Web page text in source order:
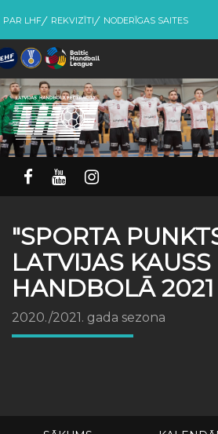
PAR LHF REKVIZĪTI NODERĪGAS SAITES
"SPORTA
LATVIJAS KAUSS
HANDBOLĀ 2021
2020./2021. gada sezona